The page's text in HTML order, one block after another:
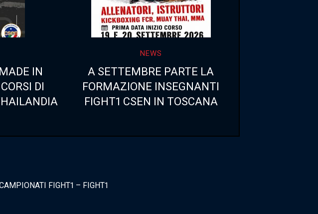
IN
DI
NEWS
A SETTEMBRE PARTE LA
FORMAZIONE INSEGNANTI
FIGHT1 CSEN IN TOSCANA
FIGHT1 – FIGHT1